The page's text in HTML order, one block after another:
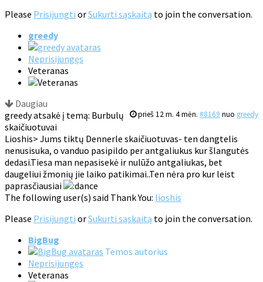
Please Prisijungti orSukurti sąskaitą to join the conversation.
greedy
Neprisijungęs
Veteranas
Daugiau
prieš 12 m. 4 mėn. #8169 nuo greedy
greedy atsakė į temą: Burbulų
skaičiuotuvai
Lioshis> Jums tiktų Dennerle skaičiuotuvas- ten dangtelis
nenusisuka, o vanduo pasipildo per antgaliukus kur šlangutės
dedasi.Tiesa man nepasisekė ir nulūžo antgaliukas, bet
daugeliui žmonių jie laiko patikimai..Ten nėra pro kur leist
paprasčiausiai
The following user(s) said Thank You: lioshis
Please Prisijungti orSukurti sąskaitą to join the conversation.
BigBug
Temos autorius
Neprisijungęs
Veteranas